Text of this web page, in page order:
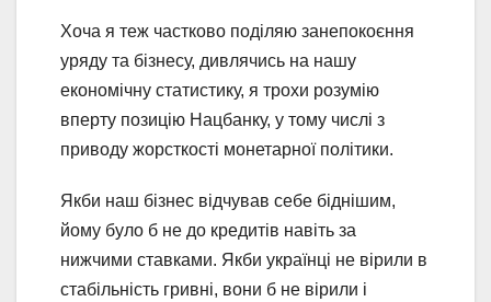
Хоча я теж частково поділяю занепокоєння
уряду та бізнесу, дивлячись на нашу
економічну статистику, я трохи розумію
вперту позицію Нацбанку, у тому числі з
приводу жорсткості монетарної політики.
Якби наш бізнес відчував себе біднішим,
йому було б не до кредитів навіть за
нижчими ставками. Якби українці не вірили в
стабільність гривні, вони б не вірили і